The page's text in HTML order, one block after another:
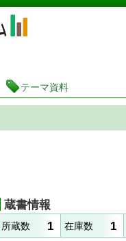
岡山県立図書館 蔵
テーマ資料
蔵書情報
所蔵数 1 在庫数 1